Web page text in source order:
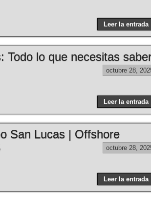
Leer la entrada
Todo lo que necesitas
octubre 28,
Leer la entrada
San Lucas | Offshore
octubre 28,
Leer la entrada